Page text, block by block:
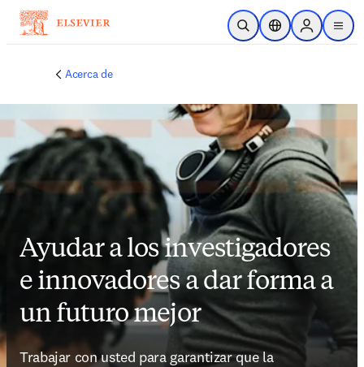
Saltar al contenido principal
Abrir búsqueda
Selector deSign in to
menu
Acerca de
Ayudar a los investigadores
e innovadores a dar forma a
un futuro mejor
Trabajar con usted para garantizar que la